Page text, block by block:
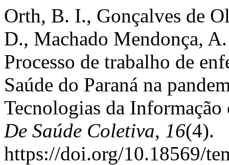
Orth, B. I., Gonçalves de
D., Machado Mendonça,
Processo de trabalho de
Saúde do Paraná na
Tecnologias da
De Saúde Coletiva, 16(4).
https://doi.org/10.18569/